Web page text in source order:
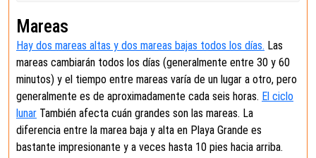
Mareas
Hay dos mareas altas y dos mareas bajas todos los días. Las
mareas cambiarán todos los días (generalmente entre 30 y 60
minutos) y el tiempo entre mareas varía de un lugar a otro, pero
generalmente es de aproximadamente cada seis horas. El ciclo
lunar También afecta cuán grandes son las mareas. La
diferencia entre la marea baja y alta en Playa Grande es
bastante impresionante y a veces hasta 10 pies hacia arriba.